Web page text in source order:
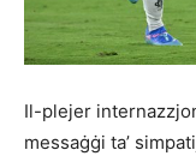
Il-plejer
messaġġi ta’